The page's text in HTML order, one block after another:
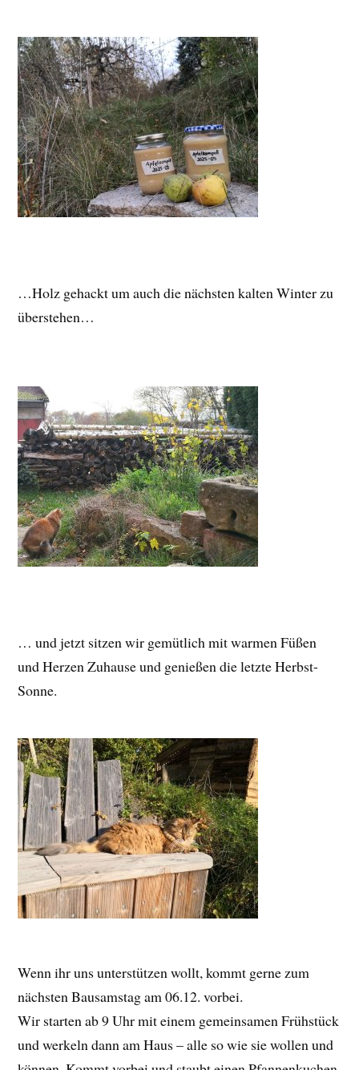
…Holz gehackt um auch die nächsten kalten Winter zu
überstehen…
… und jetzt sitzen wir gemütlich mit warmen Füßen
und Herzen Zuhause und genießen die letzte Herbst-
Sonne.
Wenn ihr uns unterstützen wollt, kommt gerne zum
nächsten Bausamstag am 06.12. vorbei.
Wir starten ab 9 Uhr mit einem gemeinsamen Frühstück
und werkeln dann am Haus – alle so wie sie wollen und